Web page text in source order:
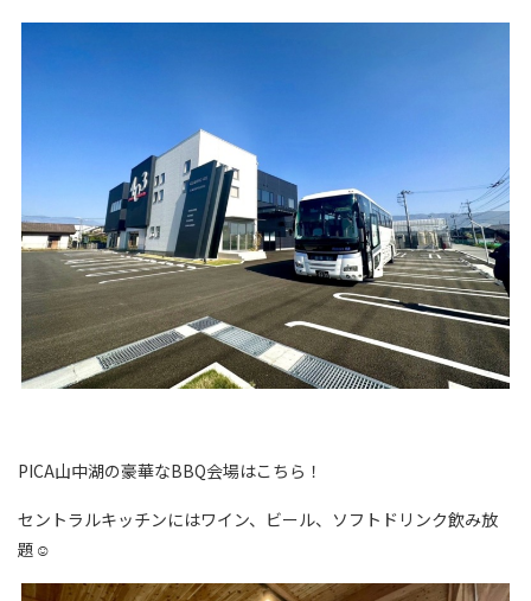
PICA山中湖の豪華なBBQ会場はこちら！
セントラルキッチンにはワイン、ビール、ソフトドリンク飲み放
題☺